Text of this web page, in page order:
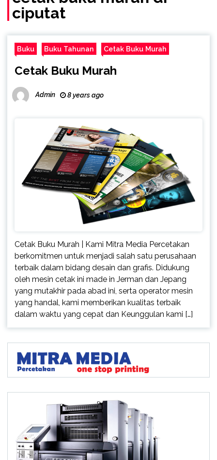
ciputat
Buku Buku Tahunan Cetak Buku Murah
Cetak Buku Murah
Admin 8 years ago
Cetak Buku Murah | Kami Mitra Media Percetakan
berkomitmen untuk menjadi salah satu perusahaan
terbaik dalam bidang desain dan grafis. Didukung
oleh mesin cetak ini made in Jerman dan Jepang
yang mutakhir pada abad ini, serta operator mesin
yang handal, kami memberikan kualitas terbaik
dalam waktu yang cepat dan Keunggulan kami […]